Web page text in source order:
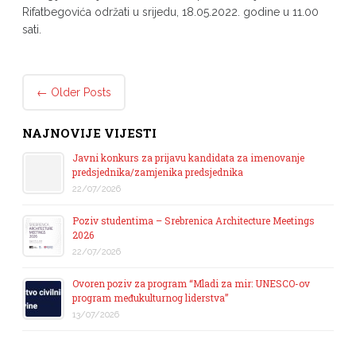
Rifatbegovića održati u srijedu, 18.05.2022. godine u 11.00
sati.
Post navigation
← Older Posts
NAJNOVIJE VIJESTI
Javni konkurs za prijavu kandidata za imenovanje
predsjednika/zamjenika predsjednika
22/07/2026
Poziv studentima – Srebrenica Architecture Meetings
2026
22/07/2026
Ovoren poziv za program “Mladi za mir: UNESCO-ov
program međukulturnog liderstva”
13/07/2026